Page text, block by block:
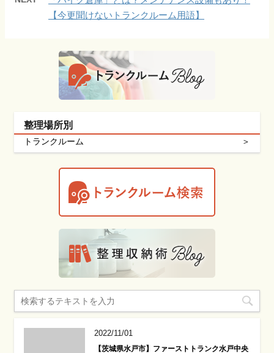
【今更聞けないトランクルーム用語】
整理場所別
トランクルーム
2022/11/01
【茨城県水戸市】ファーストトランク水戸中央